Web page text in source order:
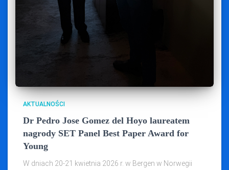
AKTUALNOŚCI
Dr Pedro Jose Gomez del Hoyo laureatem
nagrody SET Panel Best Paper Award for
Young
W dniach 20-21 kwietnia 2026 r. w Bergen w Norwegii